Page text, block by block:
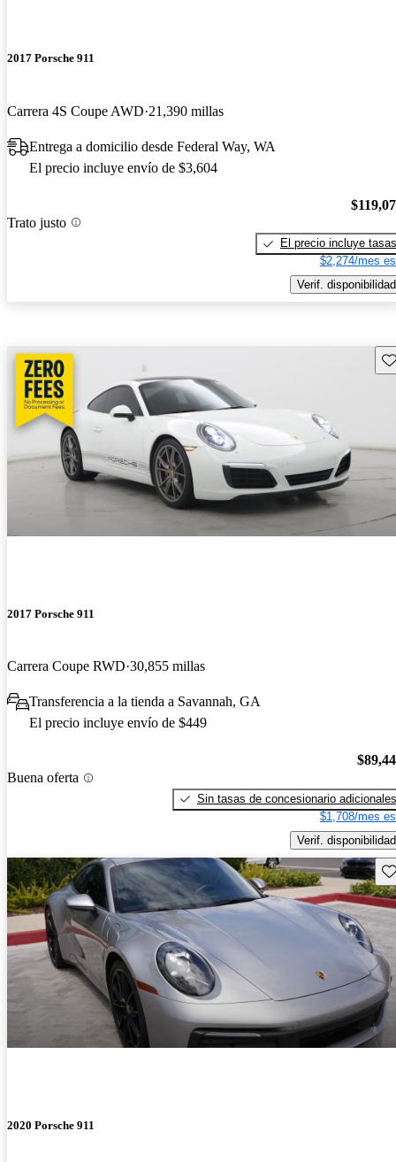
2017 Porsche 911
Carrera 4S Coupe AWD 21,390 millas
Entrega a domicilio desde Federal Way, WA
El precio incluye envío de $3,604
Trato justo
El precio incluye tasas
$2,274/mes
Verif. disponibilidad
2017 Porsche 911
Carrera Coupe RWD 30,855 millas
Transferencia a la tienda a Savannah, GA
El precio incluye envío de $449
Buena oferta
Sin tasas de concesionario adicionales
$1,708/mes
Verif. disponibilidad
2020 Porsche 911